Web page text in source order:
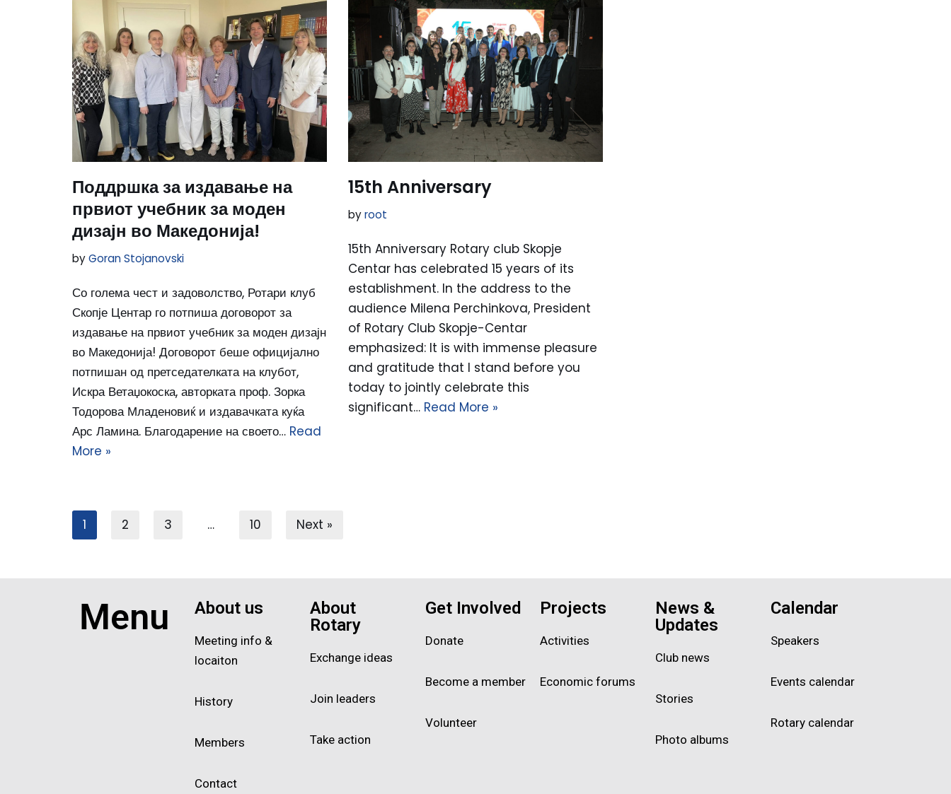
Поддршка за издавање на
првиот учебник за моден
дизајн во Македонија!
byGoran Stojanovski
Со голема чест и задоволство, Ротари клуб
Скопје Центар го потпиша договорот за
издавање на првиот учебник за моден дизајн
во Македонија! Договорот беше официјално
потпишан од претседателката на клубот,
Искра Ветаџокоска, авторката проф. Зорка
Тодорова Младеновиќ и издавачката куќа
Арс Ламина. Благодарение на своето… Read
More »
15th Anniversary
byroot
15th Anniversary Rotary club Skopje
Centar has celebrated 15 years of its
establishment. In the address to the
audience Milena Perchinkova, President
of Rotary Club Skopje-Centar
emphasized: It is with immense pleasure
and gratitude that I stand before you
today to jointly celebrate this
significant… Read More »
1 2 3 … 10 Next »
Menu About us
Meeting info &
locaiton
History
Members
Contact
About
Rotary
Exchange ideas
Join leaders
Take action
Get Involved
Donate
Become a member
Volunteer
Projects
Activities
Economic forums
News &
Updates
Club news
Stories
Photo albums
Calendar
Speakers
Events calendar
Rotary calendar